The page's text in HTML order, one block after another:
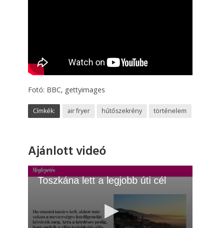
Fotó: BBC, gettyimages
Címkék: air fryer hűtőszekrény történelem
Ajánlott videó
Toszkána lett a legjobb úti cél